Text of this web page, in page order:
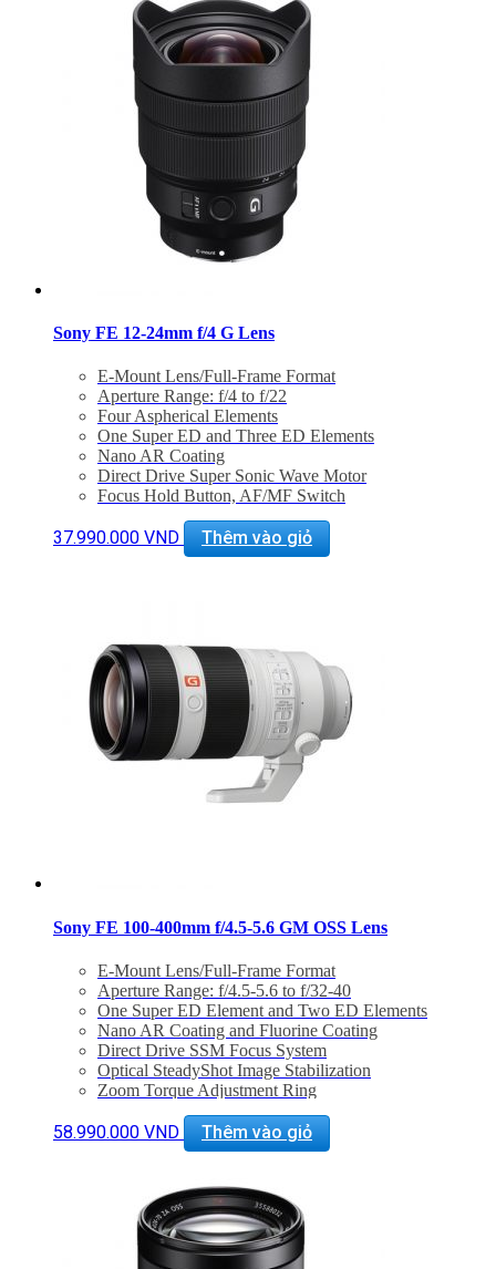
Sony FE 12-24mm f/4 G Lens
E-Mount Lens/Full-Frame Format
Aperture Range: f/4 to f/22
Four Aspherical Elements
One Super ED and Three ED Elements
Nano AR Coating
Direct Drive Super Sonic Wave Motor
Focus Hold Button, AF/MF Switch
Seven-Bladed Rounded Diaphragm
37.990.000 VND Thêm vào giỏ
Sony FE 100-400mm f/4.5-5.6 GM OSS Lens
E-Mount Lens/Full-Frame Format
Aperture Range: f/4.5-5.6 to f/32-40
One Super ED Element and Two ED Elements
Nano AR Coating and Fluorine Coating
Direct Drive SSM Focus System
Optical SteadyShot Image Stabilization
Zoom Torque Adjustment Ring
Dust and Moisture-Resistant Construction
Nine-Blade Circular Diaphragm
58.990.000 VND Thêm vào giỏ